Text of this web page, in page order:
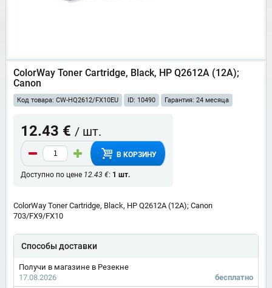
ColorWay Toner Cartridge, Black, HP Q2612A (12A);
Canon
Код товара: CW-HQ2612/FX10EU ID: 10490 Гарантия: 24 месяца
12.43 € / шт.
В КОРЗИНУ
Доступно по цене 12.43 €: 1 шт.
ColorWay Toner Cartridge, Black, HP Q2612A (12A); Canon
703/FX9/FX10
Способы доставки
Получи в магазине в Резекне
17.08.2026
бесплатно